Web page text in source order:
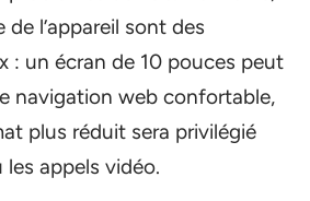
l’appareil sont des
: un écran de 10 pouces peut
navigation web confortable,
plus réduit sera privilégié
appels vidéo.